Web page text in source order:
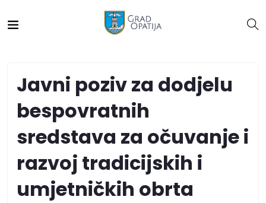
Javni poziv za dodjelu
bespovratnih
sredstava za očuvanje i
razvoj tradicijskih i
umjetničkih obrta